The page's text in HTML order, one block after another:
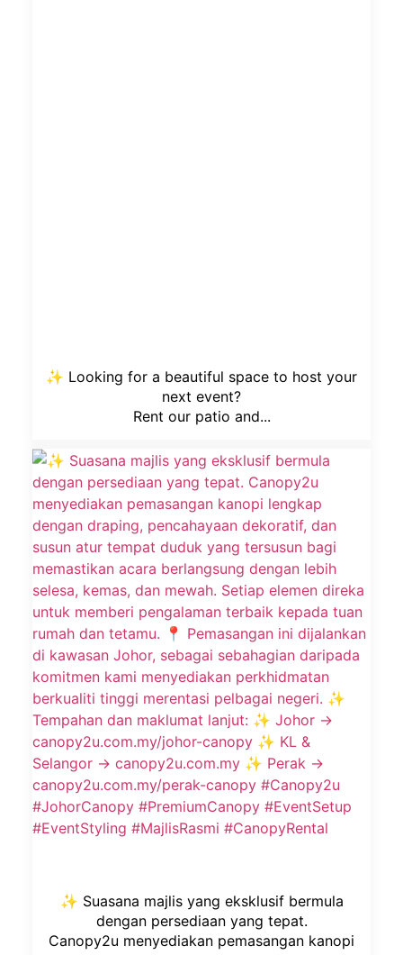
✨ Looking for a beautiful space to host your
next event?
Rent our patio and...
✨ Suasana majlis yang eksklusif bermula
dengan persediaan yang tepat.
Canopy2u menyediakan pemasangan kanopi